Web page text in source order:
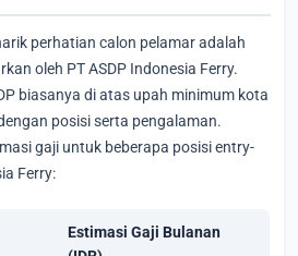
perhatian calon pelamar adalah
oleh PT ASDP Indonesia Ferry.
biasanya di atas upah minimum kota
posisi serta pengalaman.
gaji untuk beberapa posisi entry-
Ferry:
Estimasi Gaji Bulanan